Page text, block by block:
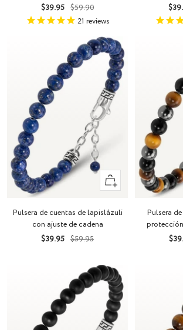
Precio
de
$39.95 Precio
normal
$59.90
21 reviews
de
+
Añadir
Pulsera de cuentas de lapislázuli
con ajuste de cadena
Precio
$39.95 Precio
$59.95
Pulsera